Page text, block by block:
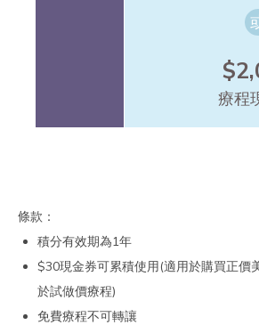
療程
條款：
積分有效期為1年
$30現金券可累積使用(適用於購買正價
於試做價療程)
免費療程不可轉讓